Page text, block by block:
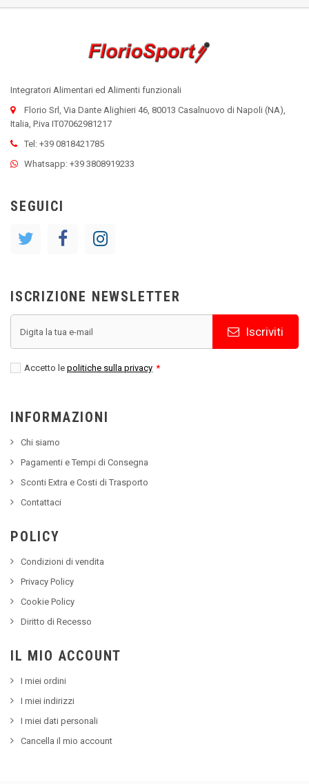
Integratori Alimentari ed Alimenti funzionali
Florio Srl, Via Dante Alighieri 46, 80013 Casalnuovo di Napoli (NA),
Italia, P.iva IT07062981217
Tel: +39 0818421785
Whatsapp: +39 3808919233
SEGUICI
ISCRIZIONE NEWSLETTER
Iscriviti
Accetto le politiche sulla privacy *
INFORMAZIONI
Chi siamo
Pagamenti e Tempi di Consegna
Sconti Extra e Costi di Trasporto
Contattaci
POLICY
Condizioni di vendita
Privacy Policy
Cookie Policy
Diritto di Recesso
IL MIO ACCOUNT
I miei ordini
I miei indirizzi
I miei dati personali
Cancella il mio account